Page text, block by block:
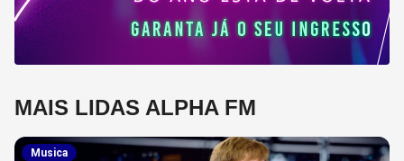
MAIS LIDAS ALPHA FM
Musica